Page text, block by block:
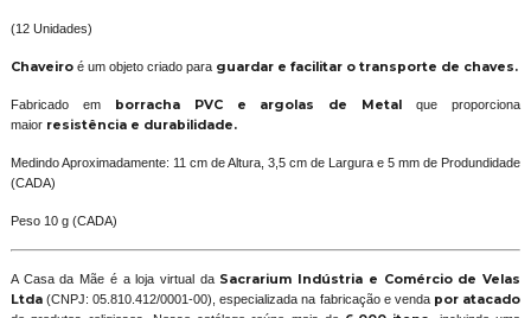
(12 Unidades)
Chaveiroé um objeto criado paraguardar e facilitar o transporte de chaves.
Fabricado em borracha PVC e argolas de Metal que proporciona
maior resistência e durabilidade.
Medindo Aproximadamente: 11 cm de Altura, 3,5 cm de Largura e 5 mm de Produndidade
(CADA)
Peso 10 g (CADA)
A Casa da Mãe é a loja virtual daSacrarium Indústria e Comércio de Velas
Ltda(CNPJ: 05.810.412/0001-00), especializada na fabricação e venda por atacado